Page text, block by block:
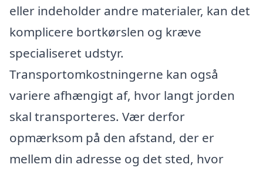
eller indeholder andre materialer, kan det
komplicere bortkørslen og kræve
specialiseret udstyr.
Transportomkostningerne kan også
variere afhængigt af, hvor langt jorden
skal transporteres. Vær derfor
opmærksom på den afstand, der er
mellem din adresse og det sted, hvor